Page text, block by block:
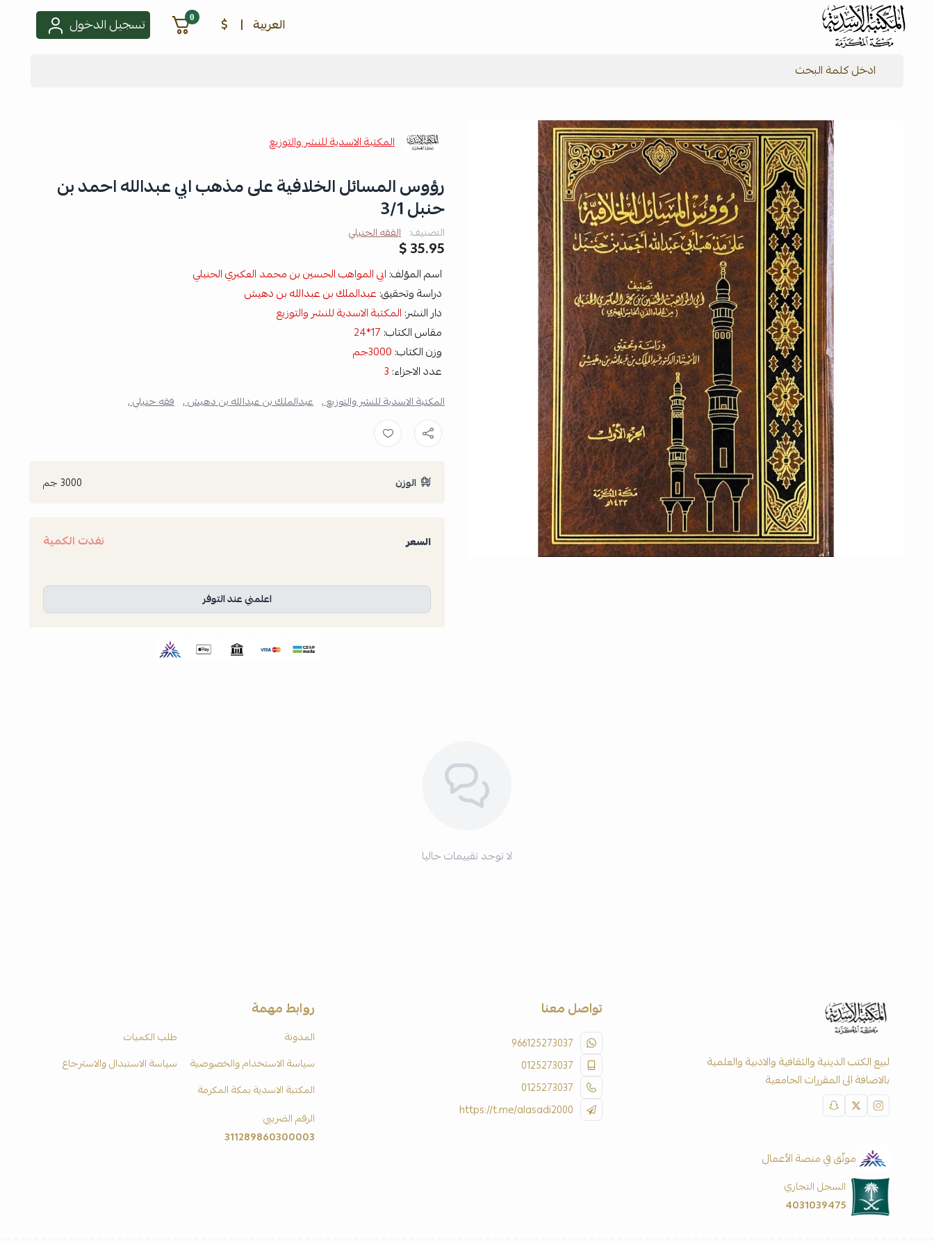
شركة المكتبة الأسدية للنشر والتوزيع العربية |
$
0 تسجيل الدخول
المكتبة الاسدية للنشر والتوزيع
رؤوس المسائل الخلافية على مذهب ابي عبدالله احمد بن
حنبل 3/1
التصنيف: الفقه الحنبلي
35.95 $
اسم المؤلف: ابي المواهب الحسين بن محمد العكبري الحنبلي
دراسة وتحقيق: عبدالملك بن عبدالله بن دهيش
دار النشر: المكتبة الاسدية للنشر والتوزيع
مقاس الكتاب: 17*24
وزن الكتاب: 3000جم
عدد الاجزاء: 3
المكتبة الاسدية للنشر والتوزيع , عبدالملك بن عبدالله بن دهيش , فقه حنبلي ,
الوزن 3000 جم
السعر نفدت الكمية
اعلمني عند التوفر
لا توجد تقييمات حاليا
لبيع الكتب الدينية والثقافية والادبية والعلمية
بالاضافة الى المقررات الجامعية
موثّق في منصة الأعمال
السجل التجاري
4031039475
تواصل معنا
966125273037
0125273037
0125273037
https://t.me/alasadi2000
روابط مهمة
المدونة
طلب الكميات
سياسة الاستخدام والخصوصية
سياسة الاستبدال والاسترجاع
المكتبة الاسدية بمكة المكرمة
الرقم الضريبي
311289860300003